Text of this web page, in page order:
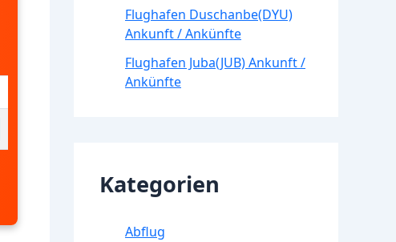
Flughafen Duschanbe(DYU)
Ankunft / Ankünfte
Flughafen Juba(JUB) Ankunft /
Ankünfte
Kategorien
Abflug